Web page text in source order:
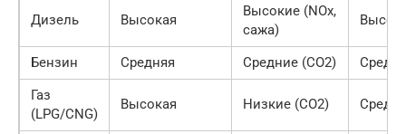
Дизель Высокая
Высокие (NOx,
сажа)
Бензин Средняя Средние (CO2)
Газ
(LPG/CNG)
Высокая Низкие (CO2)